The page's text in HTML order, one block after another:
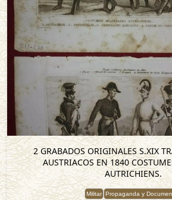
2 GRABADOS ORIGINALES S.XIX
AUSTRIACOS EN 1840
AUTRICHIENS.
Militar Propaganda y